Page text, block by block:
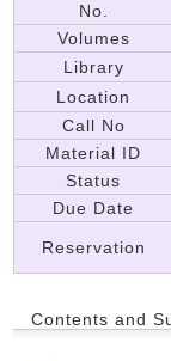
No.
Volumes
Library
Location
Call No
Material ID
Status
Due Date
Reservation
Contents and